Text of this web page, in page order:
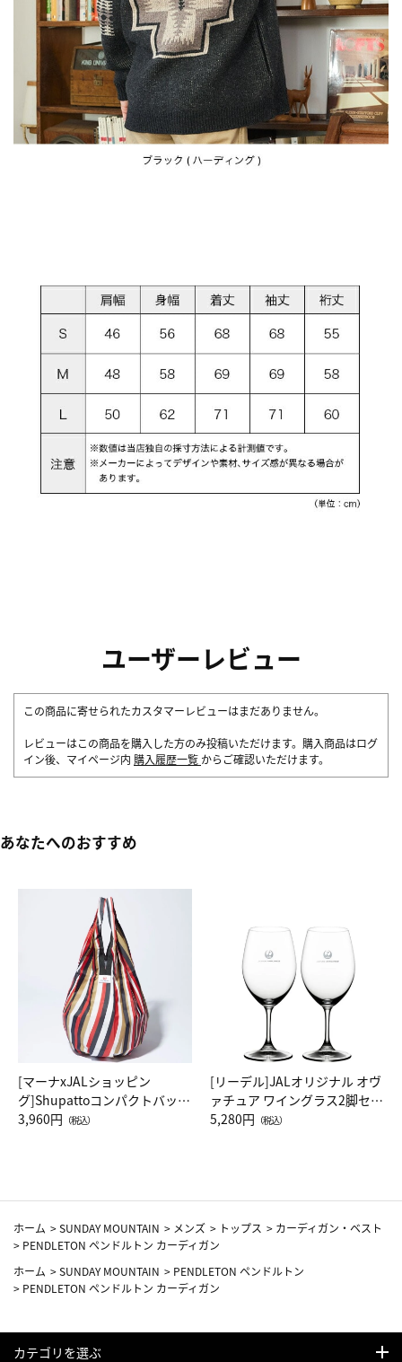
ユーザーレビュー
この商品に寄せられたカスタマーレビューはまだありません。
レビューはこの商品を購入した方のみ投稿いただけます。購入商品はログ
イン後、マイページ内 購入履歴一覧 からご確認いただけます。
あなたへのおすすめ
[マーナxJALショッピン
グ]Shupattoコンパクトバッグ
Drop JAL客室乗務員（LC）ス
3,960円 （税込）
[リーデル]JALオリジナル オヴ
ァチュア ワイングラス2脚セッ
ト（レッドワイン）
5,280円 （税込）
ホーム >SUNDAY MOUNTAIN > メンズ > トップス > カーディガン・ベスト
> PENDLETON ペンドルトン カーディガン
ホーム >SUNDAY MOUNTAIN > PENDLETON ペンドルトン
> PENDLETON ペンドルトン カーディガン
カテゴリを選ぶ